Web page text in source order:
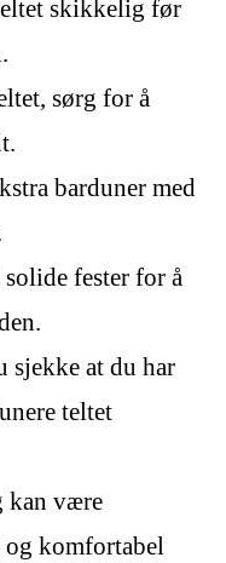
skikkelig før
sørg for å
barduner med
fester for å
sjekke at du har
teltet
kan være
komfortabel